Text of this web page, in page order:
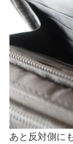
あと反対側に